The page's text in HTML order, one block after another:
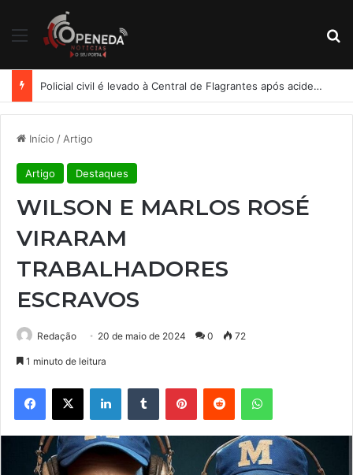
Menu
Policial civil é levado à Central de Flagrantes após acidente e suspeita de embriaguez em Maceió
Início / Artigo
Artigo Destaques
WILSON E MARLOS ROSÉ
VIRARAM
TRABALHADORES
ESCRAVOS
Redação 20 de maio de 2024 0 72
1 minuto de leitura
Facebook
X LinkedinTumblr PinterestReddit WhatsApp